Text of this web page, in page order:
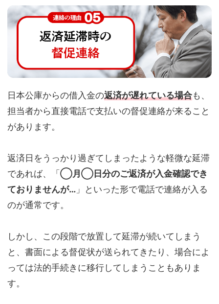
日本公庫からの借入金の返済が遅れている場合も、
担当者から直接電話で支払いの督促連絡が来ること
があります。
返済日をうっかり過ぎてしまったような軽微な延滞
であれば、「 ◯月◯日分のご返済が入金確認でき
ておりませんが… 」といった形で電話で連絡が入る
のが通常です。
しかし、この段階で放置して延滞が続いてしまう
と、書面による督促状が送られてきたり、場合によ
っては法的手続きに移行してしまうこともありま
す。